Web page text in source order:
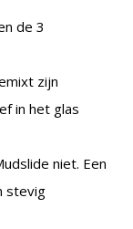
de 3
zijn
in het glas
niet. Een
stevig